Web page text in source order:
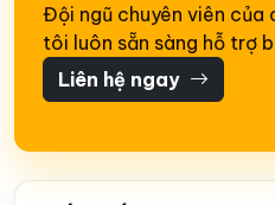
Đội ngũ chuyên viên của
tôi luôn sẵn sàng hỗ trợ
Liên hệ ngay